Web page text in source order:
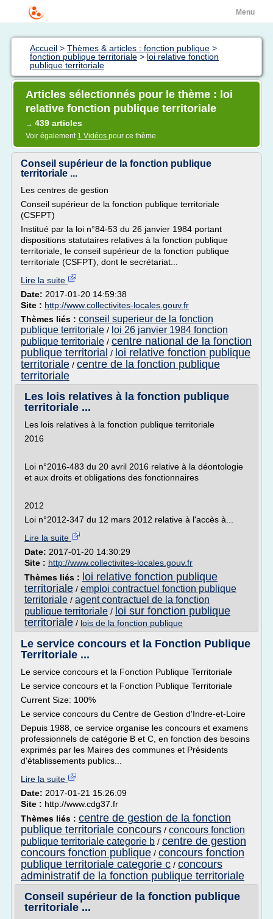
Menu
Accueil > Thèmes & articles : fonction publique >
fonction publique territoriale > loi relative fonction
publique territoriale
Articles sélectionnés pour le thème : loi
relative fonction publique territoriale
→ 439 articles
Voir également 1 Vidéos pour ce thème
Conseil supérieur de la fonction publique
territoriale ...
Les centres de gestion
Conseil supérieur de la fonction publique territoriale
(CSFPT)
Institué par la loi n°84-53 du 26 janvier 1984 portant
dispositions statutaires relatives à la fonction publique
territoriale, le conseil supérieur de la fonction publique
territoriale (CSFPT), dont le secrétariat...
Lire la suite
Date: 2017-01-20 14:59:38
Site : http://www.collectivites-locales.gouv.fr
Thèmes liés : conseil superieur de la fonction
publique territoriale / loi 26 janvier 1984 fonction
publique territoriale / centre national de la fonction
publique territorial / loi relative fonction publique
territoriale / centre de la fonction publique
territoriale
Les lois relatives à la fonction publique
territoriale ...
Les lois relatives à la fonction publique territoriale
2016
Loi n°2016-483 du 20 avril 2016 relative à la déontologie
et aux droits et obligations des fonctionnaires
2012
Loi n°2012-347 du 12 mars 2012 relative à l'accès à...
Lire la suite
Date: 2017-01-20 14:30:29
Site : http://www.collectivites-locales.gouv.fr
Thèmes liés : loi relative fonction publique
territoriale / emploi contractuel fonction publique
territoriale / agent contractuel de la fonction
publique territoriale / loi sur fonction publique
territoriale / lois de la fonction publique
Le service concours et la Fonction Publique
Territoriale ...
Le service concours et la Fonction Publique Territoriale
Le service concours et la Fonction Publique Territoriale
Current Size: 100%
Le service concours du Centre de Gestion d'Indre-et-Loire
Depuis 1988, ce service organise les concours et examens
professionnels de catégorie B et C, en fonction des besoins
exprimés par les Maires des communes et Présidents
d'établissements publics...
Lire la suite
Date: 2017-01-21 15:26:09
Site : http://www.cdg37.fr
Thèmes liés : centre de gestion de la fonction
publique territoriale concours / concours fonction
publique territoriale categorie b / centre de gestion
concours fonction publique / concours fonction
publique territoriale categorie c / concours
administratif de la fonction publique territoriale
Conseil supérieur de la fonction publique
territoriale ...